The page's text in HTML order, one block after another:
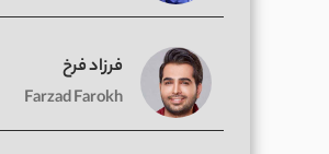
فرزاد فرخ
Farzad Farokh